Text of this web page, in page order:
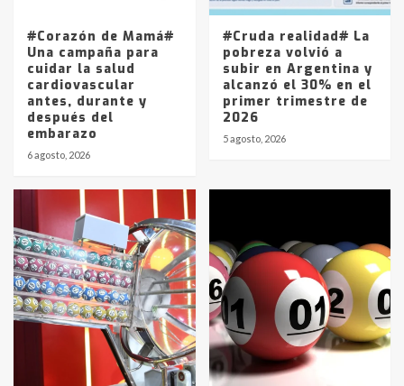
entre 857 a 1338 pesos
#Corazón de Mamá#
Una campaña para
cuidar la salud
cardiovascular
antes, durante y
después del
embarazo
6 agosto, 2026
#Cruda realidad# La
pobreza volvió a
subir en Argentina y
alcanzó el 30% en el
primer trimestre de
2026
5 agosto, 2026